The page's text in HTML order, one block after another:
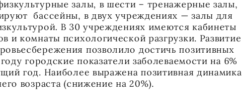
залы, в шести – тренажерные залы,
бассейны, в двух учреждениях — залы для
В 30 учреждениях имеются кабинеты
и комнаты психологической разгрузки. Развитие
позволило достичь позитивных
городские показатели заболеваемости на 6%
год. Наиболее выражена позитивная динамика
возраста (снижение на 20%).